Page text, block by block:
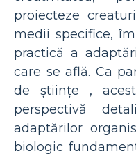
proiecteze
medii specifice,
practică a
care se află. Ca
de științe ,
perspectivă
adaptărilor
biologic